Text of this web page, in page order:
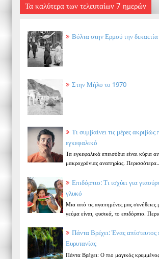
Τα καλύτερα των τελευταίων 7 ημερών
Βόλτα στην Ερμού την
Στην Μήλο το 1970
Τι συμβαίνει τις μέρες ακριβώς
εγκεφαλικό
Τα εγκεφαλικά επεισόδια είναι κύρια
μακροχρόνιας αναπηρίας.
Επιδόρπιο: Τι ισχύει για
γλυκό
Μια από τις αγαπημένες μας συνήθειες
γεύμα είναι, φυσικά, το επιδόρπιο.
Πάντα Βρέχει: Ένας απίστευτος
Ευρυτανίας
Πάντα Βρέχει: Ο πιο μαγικός